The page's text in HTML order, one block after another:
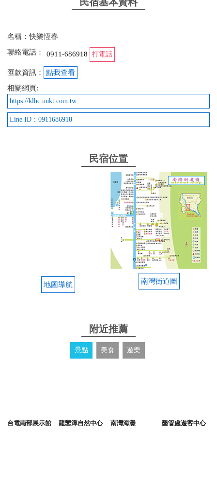
名稱：快樂恆春
聯絡電話：
0911-686918 打電話
匯款資訊：
點我查看
相關網頁:
https://klhc.uukt.com.tw
Line ID：0911686918
民宿位置
地圖導航 南灣街道圖
附近推薦
景點 美食 遊樂
台電南部展示館 龍鑾潭自然中心 南灣海灘 墾管處遊客中心